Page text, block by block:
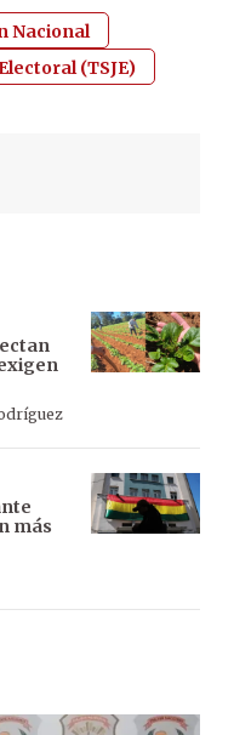
Nacional
(TSJE)
más